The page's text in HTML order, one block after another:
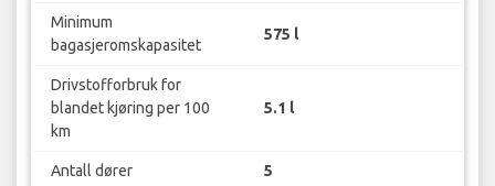
Minimum
bagasjeromskapasitet
575 l
Drivstofforbruk for
blandet kjøring per 100
km
5.1 l
Antall dører 5